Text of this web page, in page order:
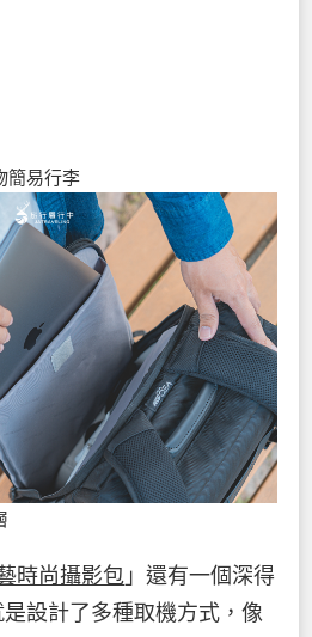
簡易行李
時尚攝影包 」還有一個深得
設計了多種取機方式，像